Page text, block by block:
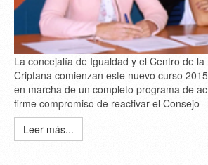
La concejalía de Igualdad y el Centro de
Criptana comienzan este nuevo curso
en marcha de un completo programa de
firme compromiso de reactivar el Consejo
Leer más...